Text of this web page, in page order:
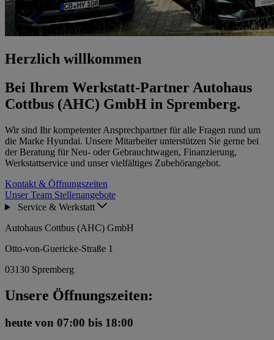
Herzlich willkommen
Bei Ihrem Werkstatt-Partner Autohaus
Cottbus (AHC) GmbH in Spremberg.
Wir sind Ihr kompetenter Ansprechpartner für alle Fragen rund um
die Marke Hyundai. Unsere Mitarbeiter unterstützen Sie gerne bei
der Beratung für Neu- oder Gebrauchtwagen, Finanzierung,
Werkstattservice und unser vielfältiges Zubehörangebot.
Kontakt & Öffnungszeiten
Unser Team Stellenangebote
Service & Werkstatt
Autohaus Cottbus (AHC) GmbH
Otto-von-Guericke-Straße 1
03130 Spremberg
Unsere Öffnungszeiten:
heute von 07:00 bis 18:00